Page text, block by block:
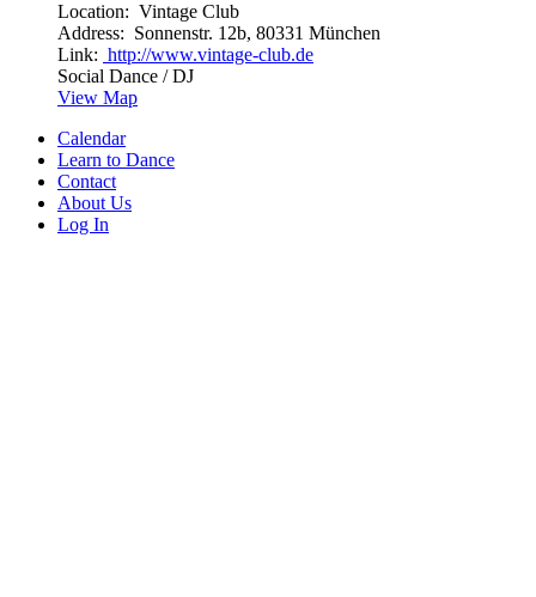
Location: Vintage Club
Address: Sonnenstr. 12b, 80331 München
Link: http://www.vintage-club.de
Social Dance / DJ
View Map
Calendar
Learn to Dance
Contact
About Us
Log In